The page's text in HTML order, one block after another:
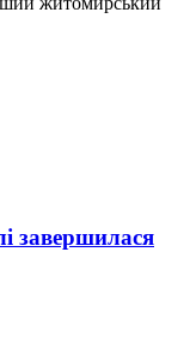
завершилася